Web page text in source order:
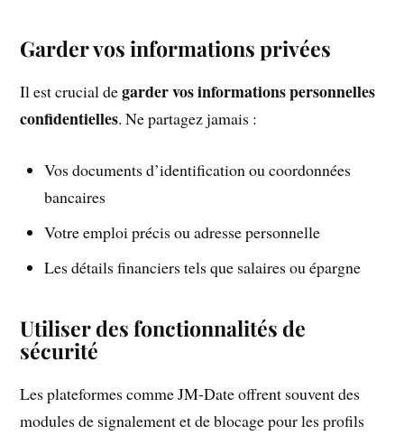
Garder vos informations privées
Il est crucial degarder vos informations personnelles
confidentielles. Ne partagez jamais :
Vos documents d’identification ou coordonnées
bancaires
Votre emploi précis ou adresse personnelle
Les détails financiers tels que salaires ou épargne
Utiliser des fonctionnalités de
sécurité
Les plateformes comme JM-Date offrent souvent des
modules de signalement et de blocage pour les profils